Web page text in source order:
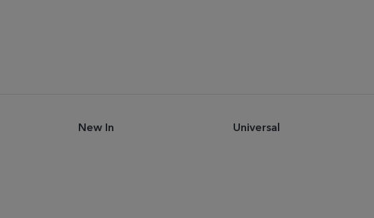
New In Universal